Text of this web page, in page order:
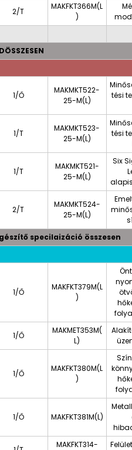
2/T
MAKFKT366M(L
)
1/Ő
MAKMKT522-
25-M(L)
tési
1/T
MAKMKT523-
25-M(L)
tési
1/T
MAKMKT521-
25-M(L)
Six
2/T
MAKMKT524-
25-M(L)
specilaizáció összesen
1/Ő
MAKFKT379M(L
)
1/Ő
MAKMET353M(
L)
1/Ő
MAKFKT380M(L
)
1/Ő MAKFKT381M(L)
MAKFKT314-